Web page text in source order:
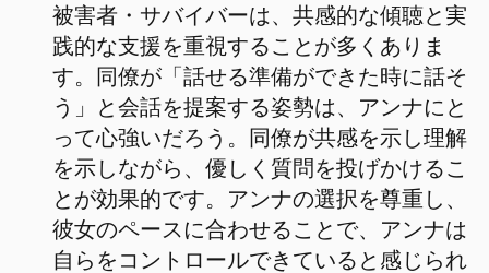
被害者・サバイバーは、共感的な傾聴と実
践的な支援を重視することが多くありま
す。同僚が「話せる準備ができた時に話そ
う」と会話を提案する姿勢は、アンナにと
って心強いだろう。同僚が共感を示し理解
を示しながら、優しく質問を投げかけるこ
とが効果的です。アンナの選択を尊重し、
彼女のペースに合わせることで、アンナは
自らをコントロールできていると感じられ